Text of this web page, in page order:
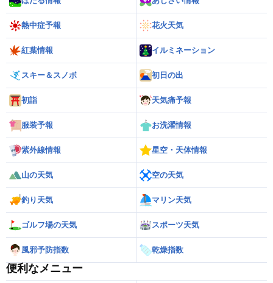
熱中症予報 花火天気
紅葉情報 イルミネーション
スキー＆スノボ 初日の出
初詣 天気痛予報
服装予報 お洗濯情報
紫外線情報 星空・天体情報
山の天気 空の天気
釣り天気 マリン天気
ゴルフ場の天気 スポーツ天気
風邪予防指数 乾燥指数
便利なメニュー